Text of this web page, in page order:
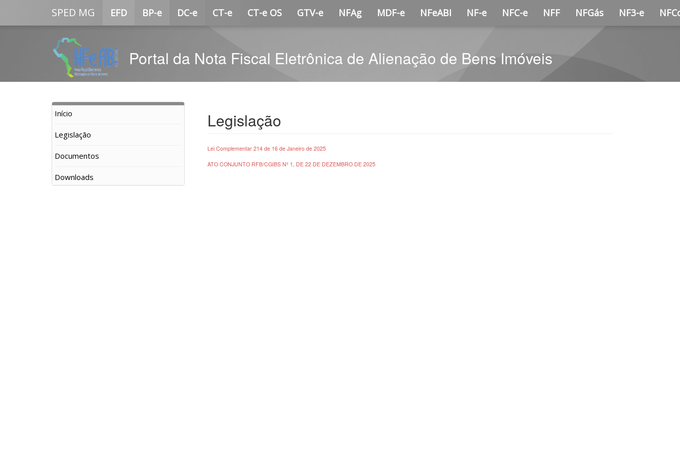
SPED MG EFD BP-e DC-e CT-e CT-e OS GTV-e NFAg MDF-e NFeABI NF-e NFC-e NFF NFGás NF3-e
Portal da Nota Fiscal Eletrônica de Alienação de Bens Imóveis
Legislação
Lei Complementar 214 de 16 de Janeiro de 2025
ATO CONJUNTO RFB/CGIBS Nº 1, DE 22 DE DEZEMBRO DE 2025
Início
Legislação
Documentos
Downloads